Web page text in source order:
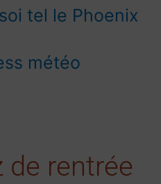
tel le Phoenix
météo
de rentrée